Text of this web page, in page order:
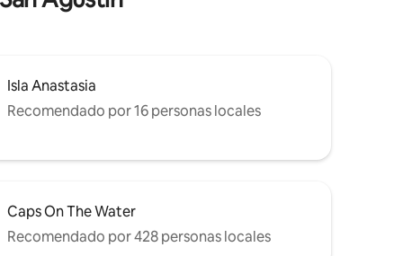
Isla Anastasia
Recomendado por 16 personas locales
Caps On The Water
Recomendado por 428 personas locales